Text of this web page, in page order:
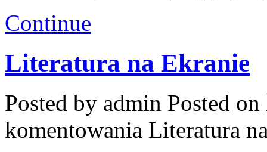
Continue
Literatura na Ekranie
Posted by admin Posted
komentowania Literatura